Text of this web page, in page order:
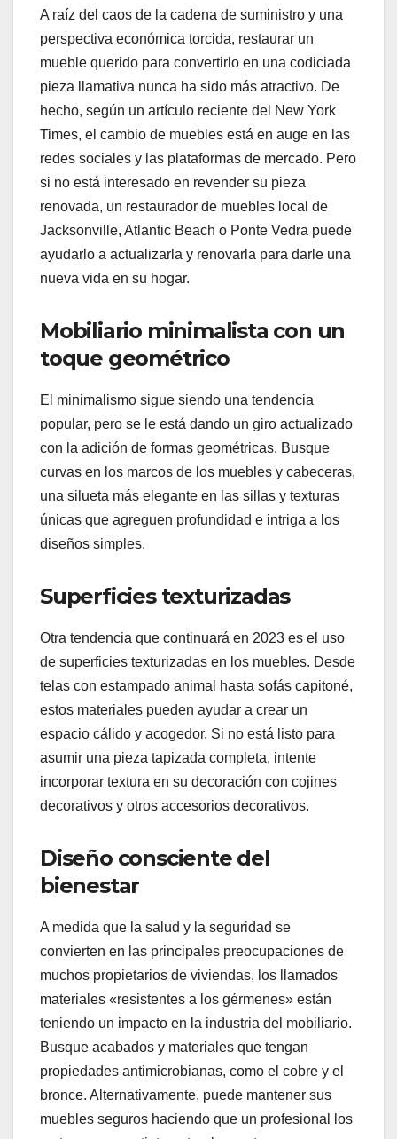
A raíz del caos de la cadena de suministro y una
perspectiva económica torcida, restaurar un
mueble querido para convertirlo en una codiciada
pieza llamativa nunca ha sido más atractivo. De
hecho, según un artículo reciente del New York
Times, el cambio de muebles está en auge en las
redes sociales y las plataformas de mercado. Pero
si no está interesado en revender su pieza
renovada, un restaurador de muebles local de
Jacksonville, Atlantic Beach o Ponte Vedra puede
ayudarlo a actualizarla y renovarla para darle una
nueva vida en su hogar.
Mobiliario minimalista con un
toque geométrico
El minimalismo sigue siendo una tendencia
popular, pero se le está dando un giro actualizado
con la adición de formas geométricas. Busque
curvas en los marcos de los muebles y cabeceras,
una silueta más elegante en las sillas y texturas
únicas que agreguen profundidad e intriga a los
diseños simples.
Superficies texturizadas
Otra tendencia que continuará en 2023 es el uso
de superficies texturizadas en los muebles. Desde
telas con estampado animal hasta sofás capitoné,
estos materiales pueden ayudar a crear un
espacio cálido y acogedor. Si no está listo para
asumir una pieza tapizada completa, intente
incorporar textura en su decoración con cojines
decorativos y otros accesorios decorativos.
Diseño consciente del
bienestar
A medida que la salud y la seguridad se
convierten en las principales preocupaciones de
muchos propietarios de viviendas, los llamados
materiales «resistentes a los gérmenes» están
teniendo un impacto en la industria del mobiliario.
Busque acabados y materiales que tengan
propiedades antimicrobianas, como el cobre y el
bronce. Alternativamente, puede mantener sus
muebles seguros haciendo que un profesional los